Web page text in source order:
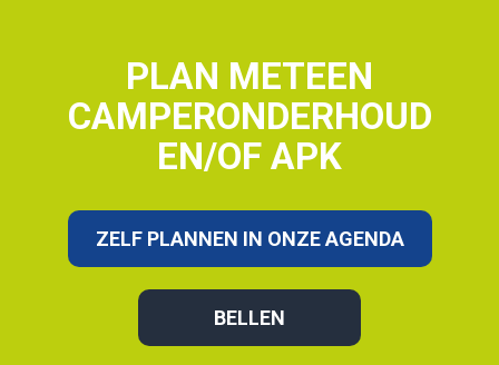
PLAN METEEN
CAMPERONDERHOUD
EN/OF APK
ZELF PLANNEN IN ONZE AGENDA
BELLEN